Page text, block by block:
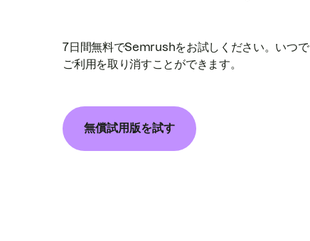
7日間無料でSemrushをお試しください。いつ
ご利用を取り消すことができます。
無償試用版を試す